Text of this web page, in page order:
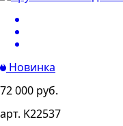
Новинка
72 000 руб.
арт. K22537